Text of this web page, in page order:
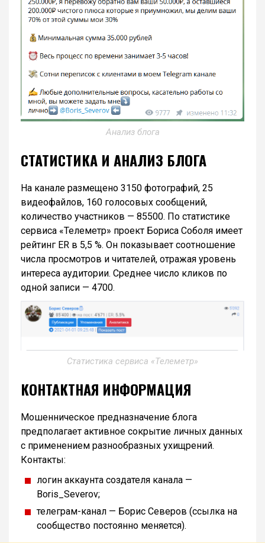
Анализ блога
СТАТИСТИКА И АНАЛИЗ БЛОГА
На канале размещено 3150 фотографий, 25
видеофайлов, 160 голосовых сообщений,
количество участников — 85500. По статистике
сервиса «Телеметр» проект Бориса Соболя имеет
рейтинг ER в 5,5 %. Он показывает соотношение
числа просмотров и читателей, отражая уровень
интереса аудитории. Среднее число кликов по
одной записи — 4700.
Статистика сервиса «Телеметр»
КОНТАКТНАЯ ИНФОРМАЦИЯ
Мошенническое предназначение блога
предполагает активное сокрытие личных данных
с применением разнообразных ухищрений.
Контакты:
логин аккаунта создателя канала —
Boris_Severov;
телеграм-канал — Борис Северов (ссылка на
сообщество постоянно меняется).